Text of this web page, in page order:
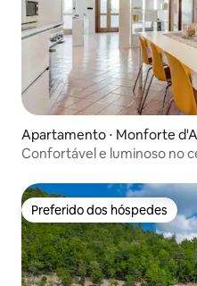
Apartamento ⋅ Monforte
Confortável e luminoso no
Preferido dos hóspedes
Preferido dos hóspedes